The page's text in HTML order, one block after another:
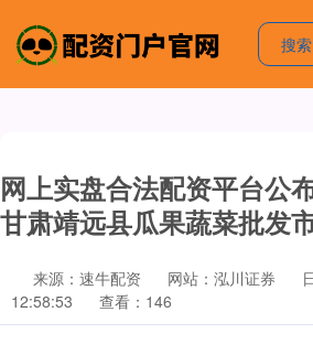
网上实盘合法配资平台公
甘肃靖远县瓜果蔬菜批发
来源：速牛配资 网站：泓川证券
12:58:53
查看：146